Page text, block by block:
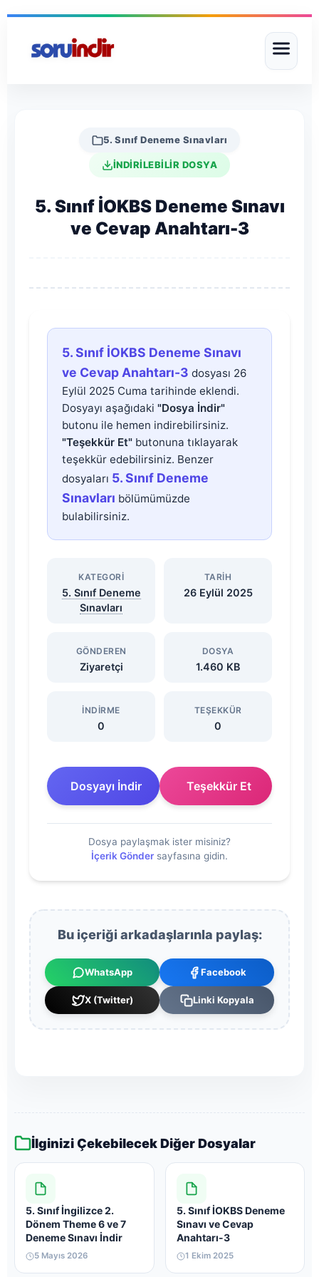
5. Sınıf Deneme Sınavları
İNDİRİLEBİLİR DOSYA
5. Sınıf İOKBS Deneme Sınavı
ve Cevap Anahtarı-3
5.
Sınıf
İOKBS
Deneme
Sınavı
ve
Anahtarı-3
İndir
5. Sınıf İOKBS Deneme Sınavı
ve Cevap Anahtarı-3 dosyası 26
Eylül 2025 Cuma tarihinde eklendi.
Dosyayı aşağıdaki "Dosya İndir"
butonu ile hemen indirebilirsiniz.
"Teşekkür Et" butonuna tıklayarak
teşekkür edebilirsiniz. Benzer
dosyaları 5. Sınıf Deneme
Sınavları bölümümüzde
bulabilirsiniz.
KATEGORI
5. Sınıf Deneme
Sınavları
TARIH
26 Eylül 2025
GÖNDEREN
Ziyaretçi
DOSYA
1.460 KB
İNDIRME
0
TEŞEKKÜR
0
Dosyayı İndir Teşekkür Et
Dosya paylaşmak ister misiniz?
İçerik Gönder sayfasına gidin.
Bu içeriği arkadaşlarınla paylaş:
WhatsApp Facebook
X (Twitter) Linki Kopyala
İlginizi Çekebilecek Diğer Dosyalar
5. Sınıf İngilizce 2.
Dönem Theme 6 ve 7
Deneme Sınavı İndir
5 Mayıs 2026
5. Sınıf İOKBS Deneme
Sınavı ve Cevap
Anahtarı-3
1 Ekim 2025